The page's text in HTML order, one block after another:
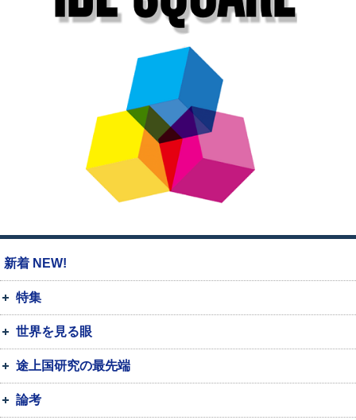
新着 NEW!
特集
世界を見る眼
途上国研究の最先端
論考